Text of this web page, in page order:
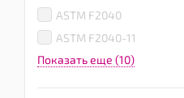
ASTM F2040
ASTM F2040-11
Показать еще (10)